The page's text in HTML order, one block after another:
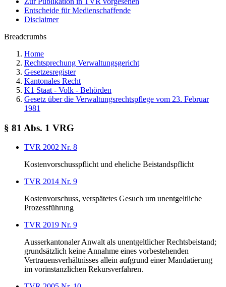
Entscheide für Medienschaffende
Disclaimer
Breadcrumbs
Home
Rechtsprechung Verwaltungsgericht
Gesetzesregister
Kantonales Recht
K1 Staat - Volk - Behörden
Gesetz über die Verwaltungsrechtspflege vom 23. Februar
1981
§ 81 Abs. 1 VRG
TVR 2002 Nr. 8
Kostenvorschusspflicht und eheliche Beistandspflicht
TVR 2014 Nr. 9
Kostenvorschuss, verspätetes Gesuch um unentgeltliche
Prozessführung
TVR 2019 Nr. 9
Ausserkantonaler Anwalt als unentgeltlicher Rechtsbeistand;
grundsätzlich keine Annahme eines vorbestehenden
Vertrauensverhältnisses allein aufgrund einer Mandatierung
im vorinstanzlichen Rekursverfahren.